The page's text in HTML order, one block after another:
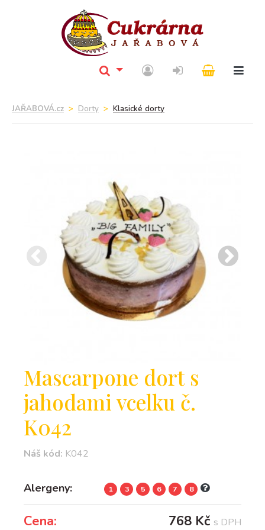
JAŘABOVÁ.cz Dorty Klasické dorty
Mascarpone dort s
jahodami vcelku č.
K042
Náš kód: K042
Alergeny: 1 3 5 6 7 8
Cena: 768 Kč s DPH